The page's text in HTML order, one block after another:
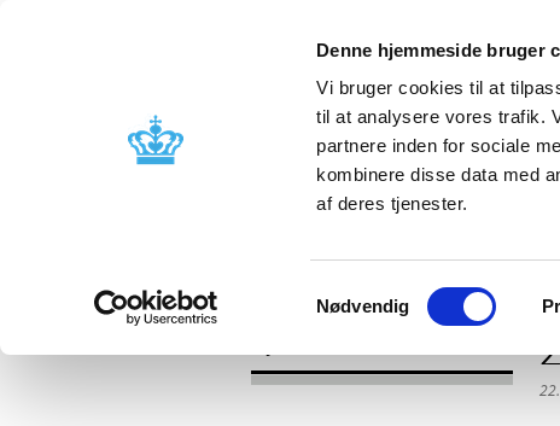
Denne hjemmeside bruger
Vi bruger cookies til at
til at analysere vores trafik.
partnere inden for sociale
kombinere disse data med
af deres tjenester.
Samtykkevalg
Nødvendig
Godkendelse og
Bivirkninger og